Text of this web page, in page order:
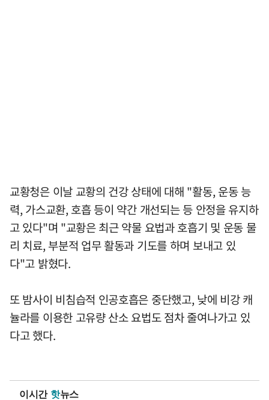
교황청은 이날 교황의 건강 상태에 대해 "활동, 운동 능
력, 가스교환, 호흡 등이 약간 개선되는 등 안정을 유지하
고 있다"며 "교황은 최근 약물 요법과 호흡기 및 운동 물
리 치료, 부분적 업무 활동과 기도를 하며 보내고 있
다"고 밝혔다.
또 밤사이 비침습적 인공호흡은 중단했고, 낮에 비강 캐
뉼라를 이용한 고유량 산소 요법도 점차 줄여나가고 있
다고 했다.
이시간 핫뉴스